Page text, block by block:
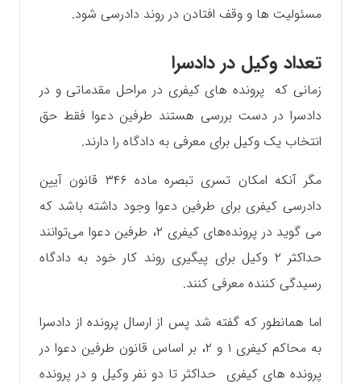
مسئولیت ها و وقف افتادن در روند دادرسی شود.
تعداد وکیل در دادسرا
زمانی که پرونده های کیفری در مراحل مقدماتی و در
دادسرا در دست بررسی هستند طرفین دعوا فقط حق
انتخاب یک وکیل برای معرفی به دادگاه را دارند.
مگر آنکه امکان تسری تبصره ماده ۳۴۶ قانون آیین
دادرسی کیفری برای طرفین دعوا وجود داشته باشد که
می‌ گوید در پرونده‌های کیفری ۲، طرفین دعوا می‌توانند
حداکثر ۲ وکیل برای پیگیری روند کار خود به دادگاه
رسیدگی کننده معرفی کنند.
اما همانطور که گفته شد پس از ارسال پرونده از دادسرا
به محاکم کیفری ۱ و ۲، بر اساس قانون طرفین دعوا در
پرونده های کیفری حداکثر تا دو نفر وکیل و در پرونده